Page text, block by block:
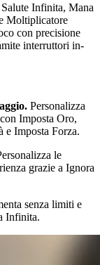
Infinita, Mana
Moltiplicatore
con precisione
interruttori in-
Personalizza
Imposta Oro,
e Imposta Forza.
le
grazie a Ignora
senza limiti e
Infinita.